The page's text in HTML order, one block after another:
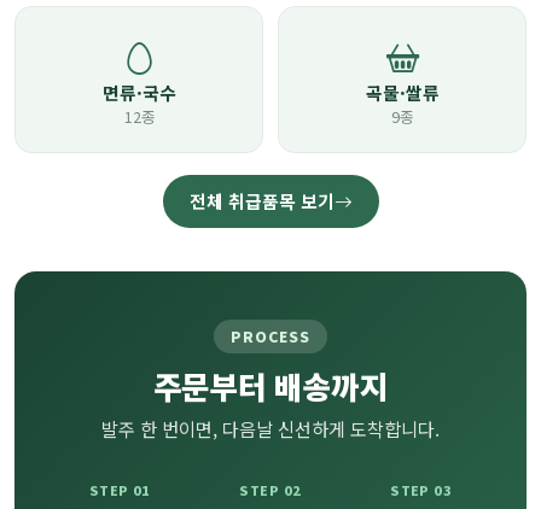
면류·국수
12종
곡물·쌀류
9종
전체 취급품목 보기
PROCESS
주문부터 배송까지
발주 한 번이면, 다음날 신선하게 도착합니다.
STEP 01 STEP 02 STEP 03